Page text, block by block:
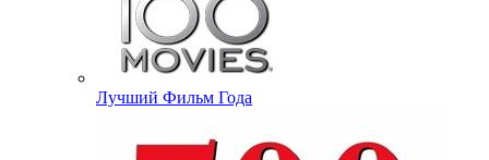
Лучший Фильм Года